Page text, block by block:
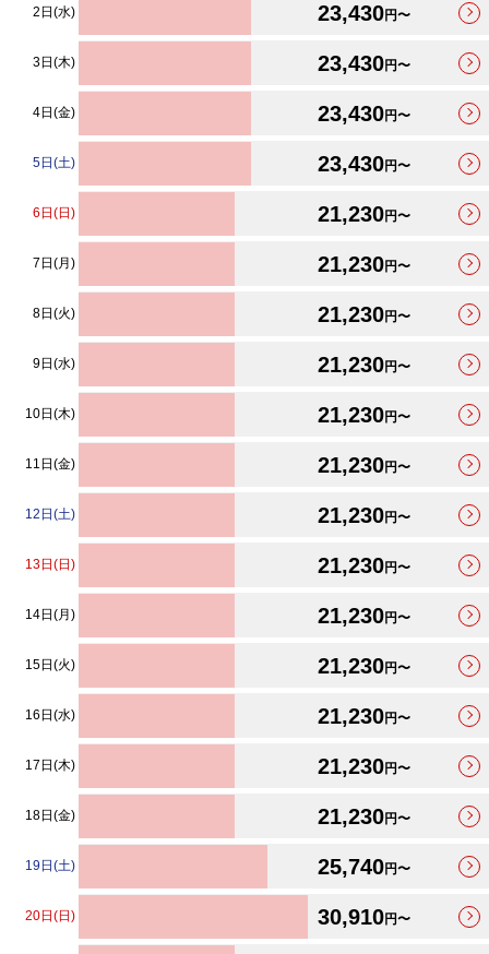
2日(水) 23,430円〜
3日(木) 23,430円〜
4日(金) 23,430円〜
5日(土) 23,430円〜
6日(日) 21,230円〜
7日(月) 21,230円〜
8日(火) 21,230円〜
9日(水) 21,230円〜
10日(木) 21,230円〜
11日(金) 21,230円〜
12日(土) 21,230円〜
13日(日) 21,230円〜
14日(月) 21,230円〜
15日(火) 21,230円〜
16日(水) 21,230円〜
17日(木) 21,230円〜
18日(金) 21,230円〜
19日(土) 25,740円〜
20日(日) 30,910円〜